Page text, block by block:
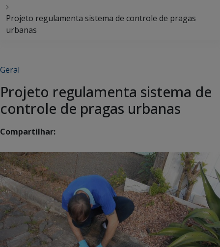
Projeto regulamenta sistema de controle de pragas
urbanas
Geral
Projeto regulamenta sistema de
controle de pragas urbanas
Compartilhar: